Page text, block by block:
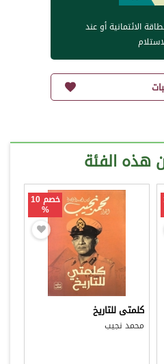
الائتمانية أو عند
هذه الفئة
خصم 10
%
كلمتى للتاريخ
محمد نجيب